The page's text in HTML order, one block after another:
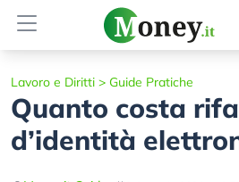
Lavoro e Diritti > Guide Pratiche
Quanto costa
d’identità